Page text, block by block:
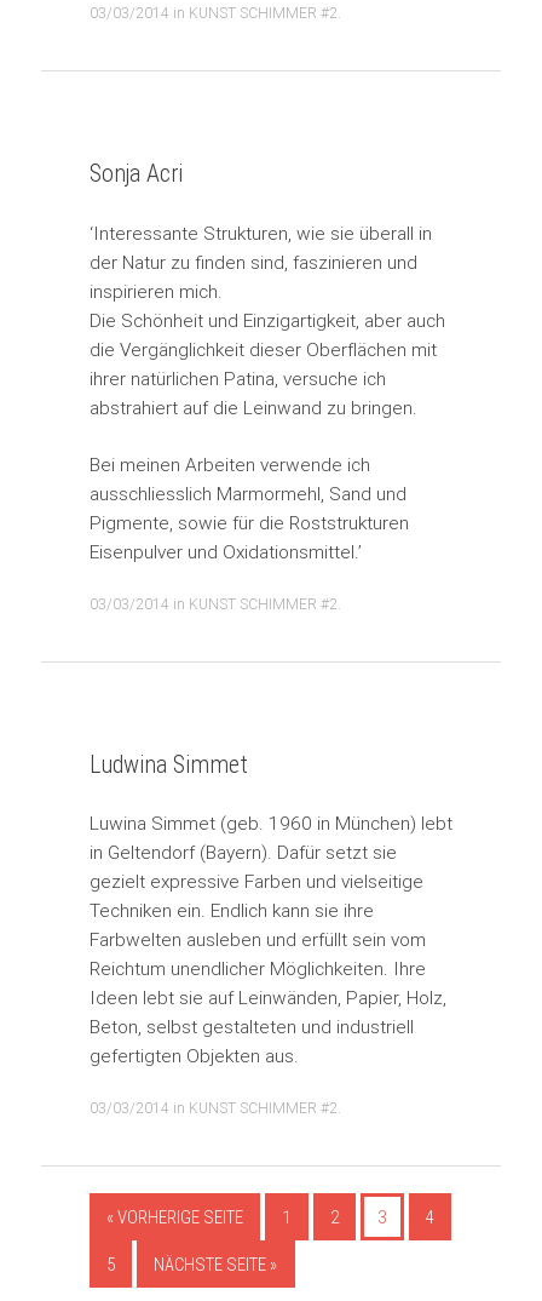
03/03/2014 in KUNST SCHIMMER #2.
Sonja Acri
‘Interessante Strukturen, wie sie überall in
der Natur zu finden sind, faszinieren und
inspirieren mich.
Die Schönheit und Einzigartigkeit, aber auch
die Vergänglichkeit dieser Oberflächen mit
ihrer natürlichen Patina, versuche ich
abstrahiert auf die Leinwand zu bringen.
Bei meinen Arbeiten verwende ich
ausschliesslich Marmormehl, Sand und
Pigmente, sowie für die Roststrukturen
Eisenpulver und Oxidationsmittel.’
03/03/2014 in KUNST SCHIMMER #2
Ludwina Simmet
Luwina Simmet (geb. 1960 in München) lebt
in Geltendorf (Bayern). Dafür setzt sie
gezielt expressive Farben und vielseitige
Techniken ein. Endlich kann sie ihre
Farbwelten ausleben und erfüllt sein vom
Reichtum unendlicher Möglichkeiten. Ihre
Ideen lebt sie auf Leinwänden, Papier, Holz,
Beton, selbst gestalteten und industriell
gefertigten Objekten aus.
03/03/2014 in KUNST SCHIMMER #2
« VORHERIGE SEITE 1 2 3 4
5 NÄCHSTE SEITE »